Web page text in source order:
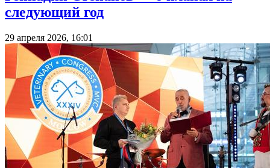
следующий год
29 апреля 2026, 16:01